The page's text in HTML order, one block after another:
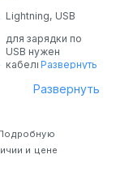
Lightning, USB
для зарядки по
USB нужен
кабельРазвернуть
Развернуть
и цене